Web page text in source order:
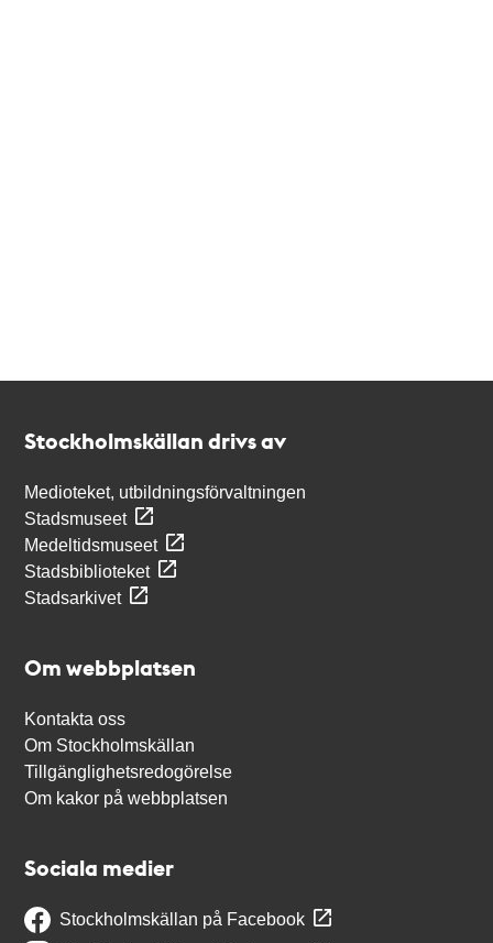
Stockholmskällan drivs av
Medioteket, utbildningsförvaltningen
Stadsmuseet
Medeltidsmuseet
Stadsbiblioteket
Stadsarkivet
Om webbplatsen
Kontakta oss
Om Stockholmskällan
Tillgänglighetsredogörelse
Om kakor på webbplatsen
Sociala medier
Stockholmskällan på Facebook